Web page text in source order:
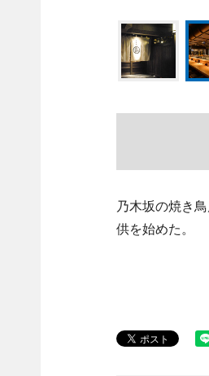
乃木坂の焼き
供を始めた。